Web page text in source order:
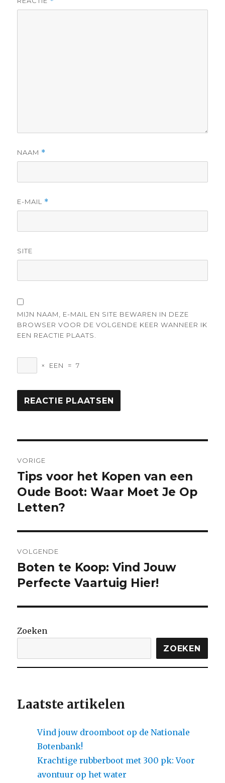
NAAM *
E-MAIL *
SITE
MIJN NAAM, E-MAIL EN SITE BEWAREN IN DEZE
BROWSER VOOR DE VOLGENDE KEER WANNEER IK
EEN REACTIE PLAATS.
× EEN = 7
VORIGE
Vorige
bericht:
Tips voor het Kopen van een
Oude Boot: Waar Moet Je Op
Letten?
VOLGENDE
Volgende
bericht:
Boten te Koop: Vind Jouw
Perfecte Vaartuig Hier!
Zoeken
ZOEKEN
Laatste artikelen
Vind jouw droomboot op de Nationale
Botenbank!
Krachtige rubberboot met 300 pk: Voor
avontuur op het water